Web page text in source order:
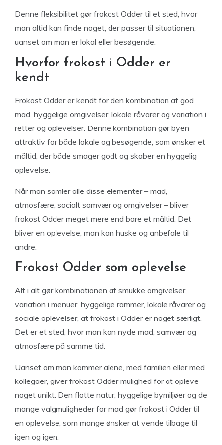
Denne fleksibilitet gør frokost Odder til et sted, hvor
man altid kan finde noget, der passer til situationen,
uanset om man er lokal eller besøgende.
Hvorfor frokost i Odder er
kendt
Frokost Odder er kendt for den kombination af god
mad, hyggelige omgivelser, lokale råvarer og variation i
retter og oplevelser. Denne kombination gør byen
attraktiv for både lokale og besøgende, som ønsker et
måltid, der både smager godt og skaber en hyggelig
oplevelse.
Når man samler alle disse elementer – mad,
atmosfære, socialt samvær og omgivelser – bliver
frokost Odder meget mere end bare et måltid. Det
bliver en oplevelse, man kan huske og anbefale til
andre.
Frokost Odder som oplevelse
Alt i alt gør kombinationen af smukke omgivelser,
variation i menuer, hyggelige rammer, lokale råvarer og
sociale oplevelser, at frokost i Odder er noget særligt.
Det er et sted, hvor man kan nyde mad, samvær og
atmosfære på samme tid.
Uanset om man kommer alene, med familien eller med
kollegaer, giver frokost Odder mulighed for at opleve
noget unikt. Den flotte natur, hyggelige bymiljøer og de
mange valgmuligheder for mad gør frokost i Odder til
en oplevelse, som mange ønsker at vende tilbage til
igen og igen.